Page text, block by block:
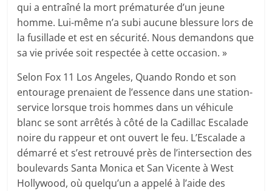
qui a entraîné la mort prématurée d’un jeune
homme. Lui-même n’a subi aucune blessure lors de
la fusillade et est en sécurité. Nous demandons que
sa vie privée soit respectée à cette occasion. »
Selon Fox 11 Los Angeles, Quando Rondo et son
entourage prenaient de l’essence dans une station-
service lorsque trois hommes dans un véhicule
blanc se sont arrêtés à côté de la Cadillac Escalade
noire du rappeur et ont ouvert le feu. L’Escalade a
démarré et s’est retrouvé près de l’intersection des
boulevards Santa Monica et San Vicente à West
Hollywood, où quelqu’un a appelé à l’aide des